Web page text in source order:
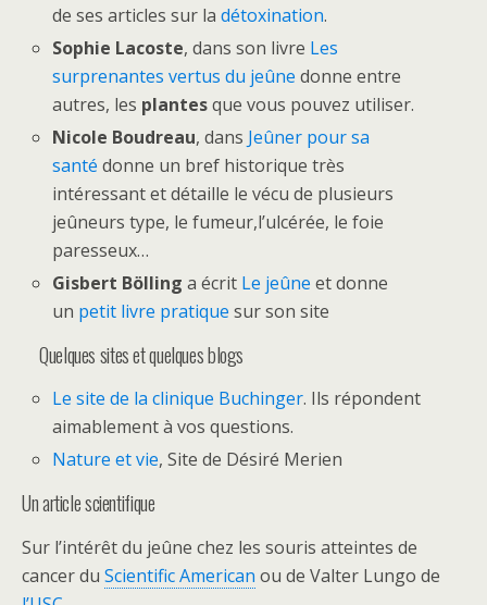
de ses articles sur ladétoxination.
Sophie Lacoste, dans son livre Les
surprenantes vertus du jeûne donne entre
autres, les plantesque vous pouvez utiliser.
Nicole Boudreau, dans Jeûner pour sa
santé donne un bref historique très
intéressant et détaille le vécu de plusieurs
jeûneurs type, le fumeur,l’ulcérée, le foie
paresseux…
Gisbert Bölling a écrit Le jeûne et donne
un petit livre pratique sur son site
Quelques sites et quelques blogs
Le site de la clinique Buchinger. Ils répondent
aimablement à vos questions.
Nature et vie, Site de Désiré Merien
Un article scientifique
Sur l’intérêt du jeûne chez les souris atteintes de
cancer du Scientific American ou de Valter Lungo de